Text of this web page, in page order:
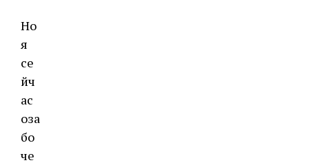
Но
я
се
йч
ас
оза
бо
че